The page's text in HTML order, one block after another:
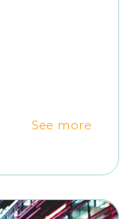
See more